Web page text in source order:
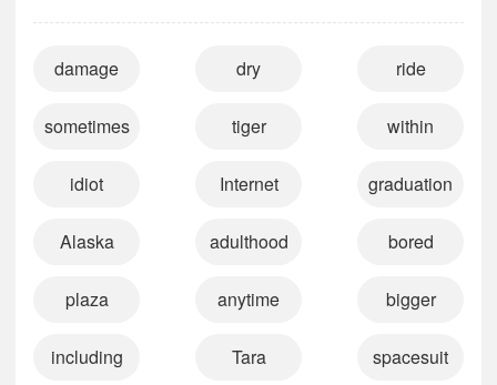
damage dry ride
sometimes tiger within
idiot Internet graduation
Alaska adulthood bored
plaza anytime bigger
including Tara spacesuit